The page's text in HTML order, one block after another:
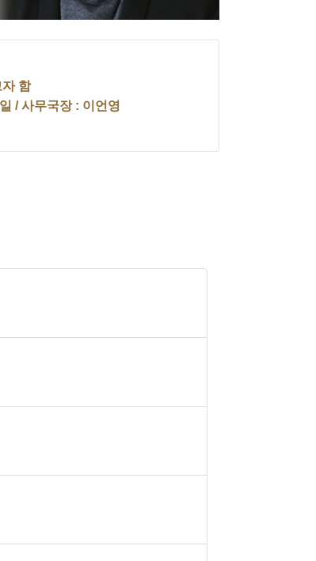
함
/ 사무국장 : 이언영